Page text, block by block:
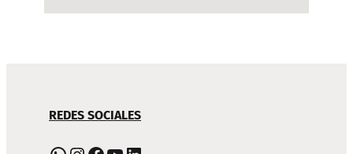
DE
PIE
REDES SOCIALES